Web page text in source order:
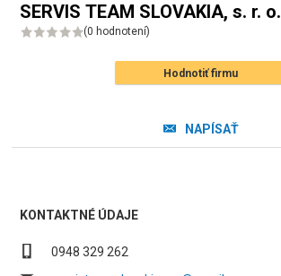
SERVIS TEAM SLOVAKIA, s. r. o.
(0 hodnotení)
Hodnotiť firmu
NAPÍSAŤ
KONTAKTNÉ ÚDAJE
0948 329 262